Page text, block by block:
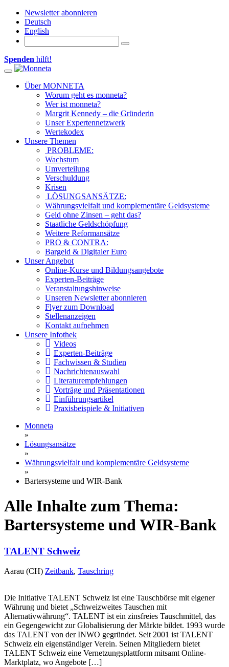
Newsletter abonnieren
Deutsch
English
Spenden hilft!
Toggle navigation
Über MONNETA
Worum geht es monneta?
Wer ist monneta?
Margrit Kennedy – die Gründerin
Unser Expertennetzwerk
Wertekodex
Unsere Themen
PROBLEME:
Wachstum
Umverteilung
Verschuldung
Krisen
LÖSUNGSANSÄTZE:
Währungsvielfalt und komplementäre Geldsysteme
Geld ohne Zinsen – geht das?
Staatliche Geldschöpfung
Weitere Reformansätze
PRO & CONTRA:
Bargeld & Digitaler Euro
Unser Angebot
Online-Kurse und Bildungsangebote
Experten-Beiträge
Veranstaltungshinweise
Unseren Newsletter abonnieren
Flyer zum Download
Stellenanzeigen
Kontakt aufnehmen
Unsere Infothek
Videos
Experten-Beiträge
Fachwissen & Studien
Nachrichtenauswahl
Literaturempfehlungen
Vorträge und Präsentationen
Einführungsartikel
Praxisbeispiele & Initiativen
Monneta
»
Lösungsansätze
»
Währungsvielfalt und komplementäre Geldsysteme
»
Bartersysteme und WIR-Bank
Alle Inhalte zum Thema:
Bartersysteme und WIR-Bank
TALENT Schweiz
Aarau (CH) Zeitbank, Tauschring
Die Initiative TALENT Schweiz ist eine Tauschbörse mit eigener
Währung und bietet „Schweizweites Tauschen mit
Alternativwährung“. TALENT ist ein zinsfreies Tauschmittel, das
ein Gegengewicht zur Globalisierung der Märkte bildet. 1993 wurde
das TALENT von der INWO gegründet. Seit 2001 ist TALENT
Schweiz ein eigenständiger Verein. Seinen Mitgliedern bietet
TALENT Schweiz eine Vernetzungsplattform mitsamt Online-
Marktplatz, wo Angebote […]